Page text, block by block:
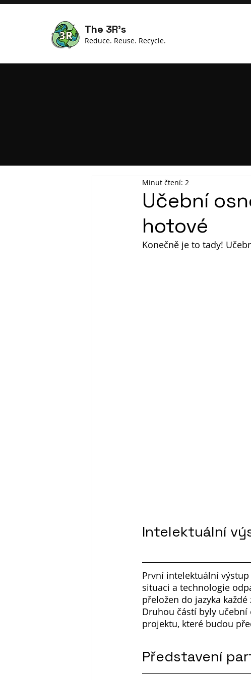
The 3R's
Reduce. Reuse. Recycle.
Učební
hotové
Minut čtení: 2
Konečně je to tady!
Intelektuální
První intelektuální
situaci a technologie
přeložen do jazyka
Druhou částí byly
projektu, které budou
Představení